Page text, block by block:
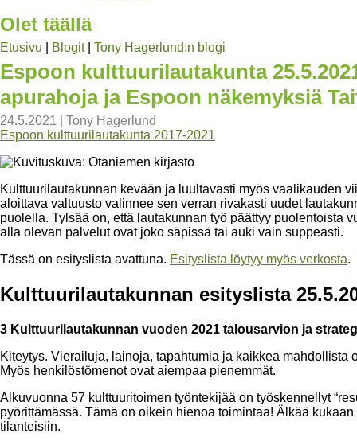
Olet täällä
Etusivu Blogit| Tony Hagerlund:n blogi
Espoon kulttuurilautakunta
apurahoja ja Espoon näkemyksiä
24.5.2021
Tony Hagerlund
Espoon kulttuurilautakunta 2017-2021
Kulttuurilautakunnan kevään ja luultavasti myös vaalikauden
aloittava valtuusto valinnee sen verran rivakasti uudet
puolella. Tylsää on, että lautakunnan työ päättyy puolentoista
alla olevan palvelut ovat joko säpissä tai auki vain suppeasti.
Tässä on esityslista avattuna. Esityslista löytyy myös verkosta.
Kulttuurilautakunnan esityslista
3 Kulttuurilautakunnan vuoden 2021 talousarvion ja
Kiteytys. Vierailuja, lainoja, tapahtumia ja kaikkea
Myös henkilöstömenot ovat aiempaa pienemmät.
Alkuvuonna 57 kulttuuritoimen työntekijää on työskennellyt
pyörittämässä. Tämä on oikein hienoa toimintaa! Älkää
tilanteisiin.